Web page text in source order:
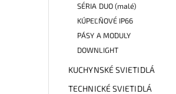
SÉRIA DUO (malé)
KÚPEĽŇOVÉ IP66
PÁSY A MODULY
DOWNLIGHT
KUCHYNSKÉ SVIETIDLÁ
TECHNICKÉ SVIETIDLÁ